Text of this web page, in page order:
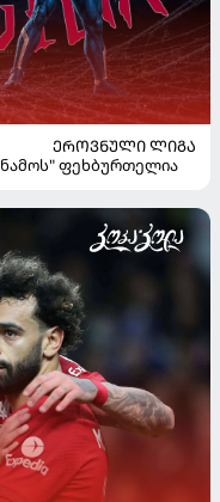
ᲔᲠᲝᲕᲜᲣᲚᲘ ᲚᲘᲒᲐ
ფეხბურთელია